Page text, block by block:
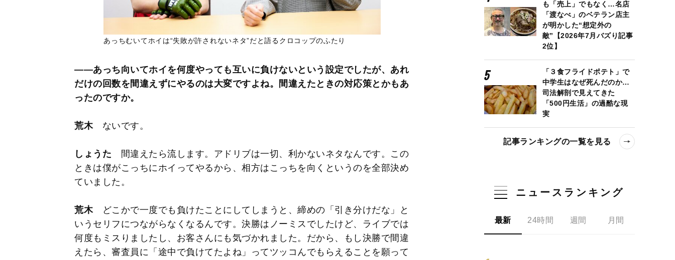
あっちむいてホイは“失敗が許されないネタ”だと語るクロコップのふたり
――あっち向いてホイを何度やっても互いに負けないという設定でしたが、あれ
だけの回数を間違えずにやるのは大変ですよね。間違えたときの対応策とかもあ
ったのですか。
荒木ないです。
しょうた 間違えたら流します。アドリブは一切、利かないネタなんです。この
ときは僕がこっちにホイってやるから、相方はこっちを向くというのを全部決め
ていました。
荒木どこかで一度でも負けたことにしてしまうと、締めの「引き分けだな」と
いうセリフにつながらなくなるんです。決勝はノーミスでしたけど、ライブでは
何度もミスりましたし、お客さんにも気づかれました。だから、もし決勝で間違
えたら、審査員に「途中で負けてたよね」ってツッコんでもらえることを願って
も「売上」でもなく…名店
「渡なべ」のベテラン店主
が明かした“想定外の
敵”【2026年7月バズり記事
2位】
「３食フライドポテト」で
中学生はなぜ死んだのか…
司法解剖で見えてきた
「500円生活」の過酷な現
実
記事ランキングの一覧を見る
ニュースランキング
最新 24時間 週間 月間